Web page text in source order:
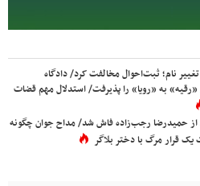
نام؛ ثبت‌احوال مخالفت کرد/ دادگاه
«رقیه» به «رویا» را پذیرفت/ استدلال مهم قضات
از حمیدرضا رجب‌زاده فاش شد/ مداح جوان چگونه
قرار مرگ با دختر بلاگر